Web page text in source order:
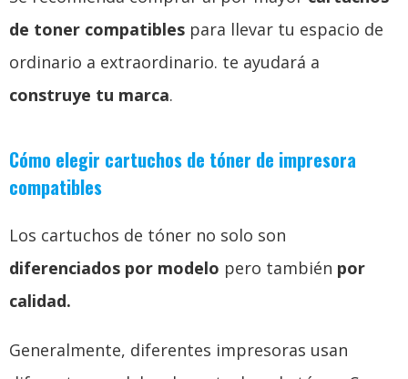
de toner compatibles para llevar tu espacio de
ordinario a extraordinario. te ayudará a
construye tu marca.
Cómo elegir cartuchos de tóner de impresora
compatibles
Los cartuchos de tóner no solo son
diferenciados por modelo pero también por
calidad.
Generalmente, diferentes impresoras usan